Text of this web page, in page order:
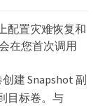
配置灾难恢复和
在您首次调用
建 Snapshot 副
目标卷。与